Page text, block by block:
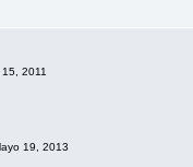
2011
19, 2013